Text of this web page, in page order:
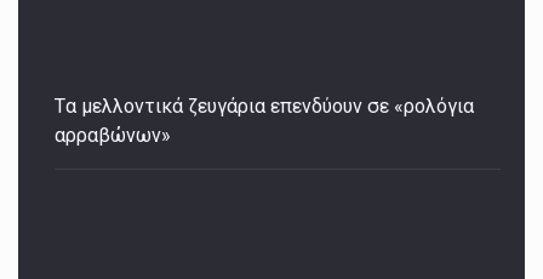
Tα μελλοντικά ζευγάρια επενδύουν σε «ρολόγια
αρραβώνων»